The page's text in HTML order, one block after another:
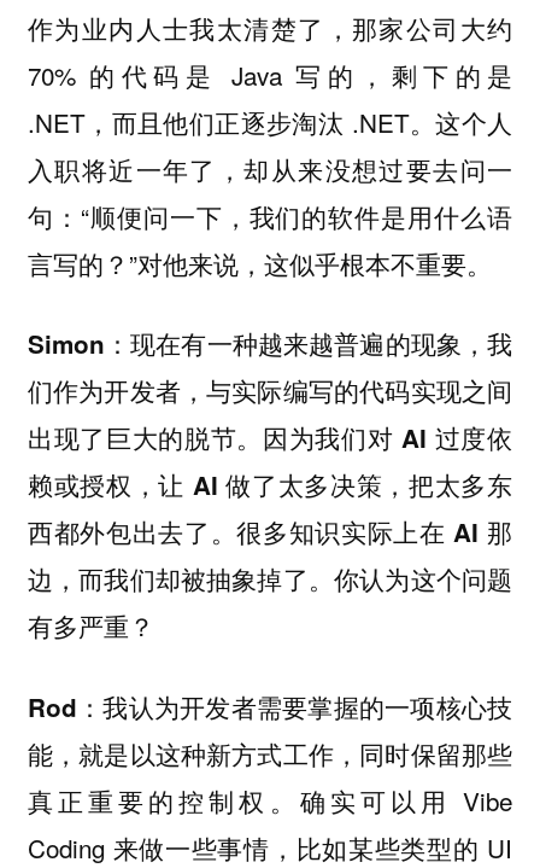
作为业内人士我太清楚了，那家公司大约
70% 的代码是 Java 写的，剩下的是
.NET，而且他们正逐步淘汰 .NET。这个人
入职将近一年了，却从来没想过要去问一
句：“顺便问一下，我们的软件是用什么语
言写的？”对他来说，这似乎根本不重要。
Simon：现在有一种越来越普遍的现象，我
们作为开发者，与实际编写的代码实现之间
出现了巨大的脱节。因为我们对 AI 过度依
赖或授权，让 AI 做了太多决策，把太多东
西都外包出去了。很多知识实际上在 AI 那
边，而我们却被抽象掉了。你认为这个问题
有多严重？
Rod：我认为开发者需要掌握的一项核心技
能，就是以这种新方式工作，同时保留那些
真正重要的控制权。确实可以用 Vibe
Coding 来做一些事情，比如某些类型的 UI